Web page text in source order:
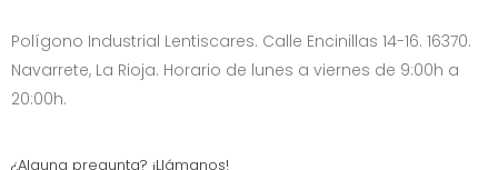
Polígono Industrial Lentiscares. Calle Encinillas 14-16. 16370.
Navarrete, La Rioja. Horario de lunes a viernes de 9:00h a
20:00h.
¿Alguna pregunta? ¡Llámanos!